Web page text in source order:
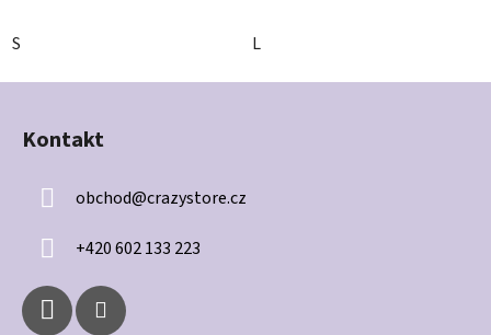
S L
Z
Kontakt
obchod@crazystore.cz
+420 602 133 223